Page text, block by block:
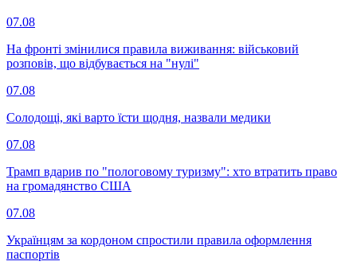
07.08
На фронті змінилися правила виживання: військовий
розповів, що відбувається на "нулі"
07.08
Солодощі, які варто їсти щодня, назвали медики
07.08
Трамп вдарив по "пологовому туризму": хто втратить право
на громадянство США
07.08
Українцям за кордоном спростили правила оформлення
паспортів